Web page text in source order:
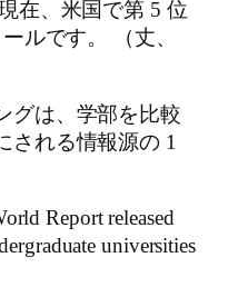
在、米国で第 5 位
ルです。 （丈、
グは、学部を比較
される情報源の 1
Report released
universities